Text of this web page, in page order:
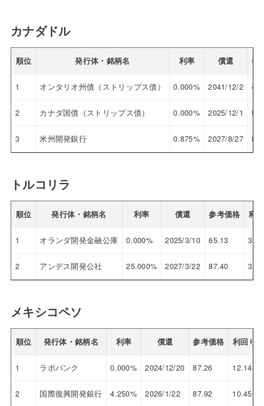
カナダドル
順位 発行体・銘柄名 利率 償還 参
1 オンタリオ州債（ストリップス債） 0.000% 2041/12/2
2 カナダ国債（ストリップス債） 0.000% 2025/12/1
3 米州開発銀行 0.875% 2027/8/27
トルコリラ
順位 発行体・銘柄名 利率 償還 参考価格 利
1 オランダ開発金融公庫 0.000% 2025/3/10 65.13
2 アンデス開発公社 25.000% 2027/3/22 87.40
メキシコペソ
順位 発行体・銘柄名 利率 償還 参考価格 利回り
1 ラボバンク 0.000% 2024/12/20 87.26 12.145
2 国際復興開発銀行 4.250% 2026/1/22 87.92 10.455